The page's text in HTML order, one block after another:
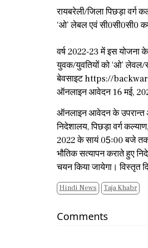
रायबरेली/जिला पिछड़ा वर्ग
‘ओ’ लेबल एवं सी0सी0सी0
वर्ष 2022-23 में इस योजना के
युवक/युवतियों को ‘ओ’ लेवल/
बेवसाइट https://
ऑनलाइन आवेदन 16 मई,
ऑनलाइन आवेदन के उपरान्त
निदेशालय, पिछड़ा वर्ग
2022 के सायं 05ः00 बजे तक
भौतिक सत्यापन कराते हुए
चयन किया जायेगा। विस्तृत
Hindi News Taja Khabr
Comments